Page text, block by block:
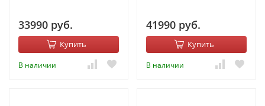
33990 руб.
Купить
В наличии
41990 руб.
Купить
В наличии